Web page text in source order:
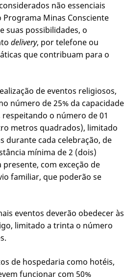
não essenciais
Minas Consciente
suas possibilidades, o
delivery, por telefone ou
que contribuam para o
de eventos religiosos,
número de 25% da capacidade
o número de 01
metros quadrados), limitado
durante cada celebração, de
mínima de 2 (dois)
com exceção de
familiar, que poderão se
eventos deverão obedecer às
limitado a trinta o número
de hospedaria como hotéis,
funcionar com 50%